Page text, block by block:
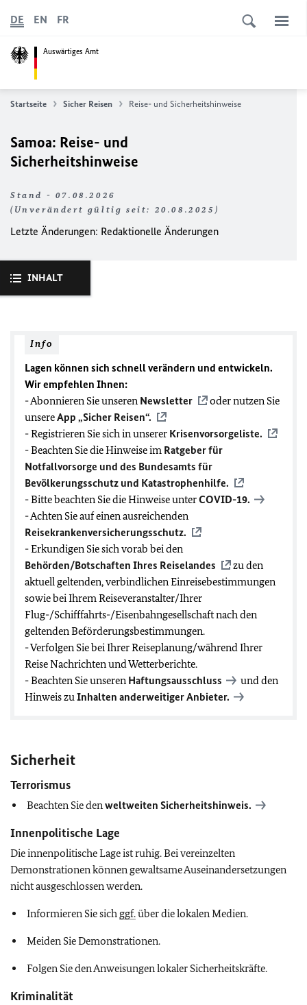
Auswärtiges Amt
DE EN FR
Startseite Sicher Reisen Reise- und Sicherheitshinweise
Samoa: Reise- und
Sicherheitshinweise
Stand - 07.08.2026
(Unverändert gültig seit: 20.08.2025)
Letzte Änderungen: Redaktionelle Änderungen
INHALT
Info
Lagen können sich schnell verändern und entwickeln.
Wir empfehlen Ihnen:
- Abonnieren Sie unseren Newsletter
oder nutzen Sie
unsereApp „Sicher Reisen“.
- Registrieren Sie sich in unserer Krisenvorsorgeliste.
- Beachten Sie die Hinweise im Ratgeber für
Notfallvorsorge und des Bundesamts für
Bevölkerungsschutz und Katastrophenhilfe.
- Bitte beachten Sie die Hinweise unterCOVID-19.
- Achten Sie auf einen ausreichenden
Reisekrankenversicherungsschutz.
- Erkundigen Sie sich vorab bei den
Behörden/Botschaften Ihres Reiselandes
zu den
aktuell geltenden, verbindlichen Einreisebestimmungen
sowie bei Ihrem Reiseveranstalter/Ihrer
Flug-/Schifffahrts-/Eisenbahngesellschaft nach den
geltenden Beförderungsbestimmungen.
- Verfolgen Sie bei Ihrer Reiseplanung/während Ihrer
Reise Nachrichten und Wetterberichte.
- Beachten Sie unseren Haftungsausschluss
und den
Hinweis zuInhalten anderweitiger Anbieter.
Sicherheit
Terrorismus
Beachten Sie denweltweiten Sicherheitshinweis.
Innenpolitische Lage
Die innenpolitische Lage ist ruhig. Bei vereinzelten
Demonstrationen können gewaltsame Auseinandersetzungen
nicht ausgeschlossen werden.
Informieren Sie sich ggf.über die lokalen Medien.
Meiden Sie Demonstrationen.
Folgen Sie den Anweisungen lokaler Sicherheitskräfte.
Kriminalität